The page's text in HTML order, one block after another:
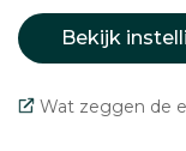
Bekijk
Wat zeggen de